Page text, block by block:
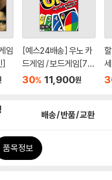
임
]
[예스24배송] 우노 카
드게임 / 보드게임[7세
이상...
30% 11,900원
배송/반품/교환
품목정보